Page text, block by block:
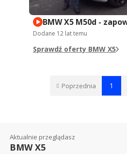
BMW X5 M50d -
Dodane 12 lat temu
Sprawdź oferty BMW X5
Poprzednia 1
Aktualnie przeglądasz
BMW X5